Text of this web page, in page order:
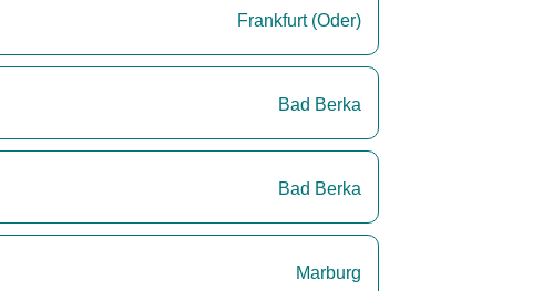
Frankfurt (Oder)
Bad Berka
Bad Berka
Marburg